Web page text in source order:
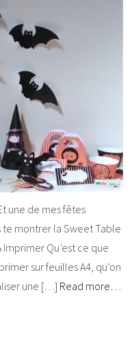
une de mes fêtes
te montrer la Sweet Table
Imprimer Qu’est ce que
sur feuilles A4, qu’on
une […] Read more…